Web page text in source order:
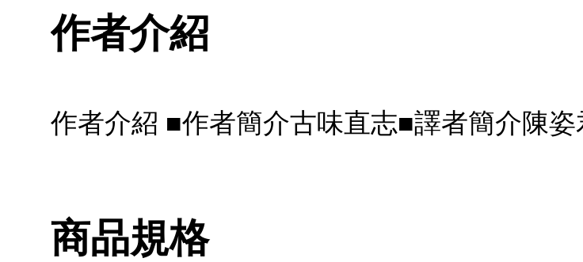
作者介紹
作者介紹 ■作者簡介古味直志■譯者簡介陳姿
商品規格